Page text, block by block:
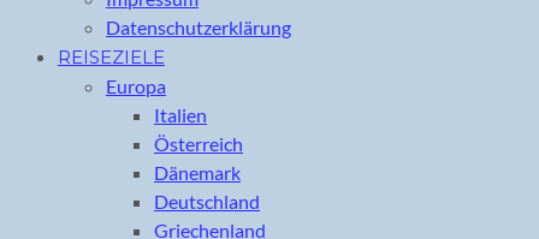
Datenschutzerklärung
REISEZIELE
Europa
Italien
Österreich
Dänemark
Deutschland
Griechenland